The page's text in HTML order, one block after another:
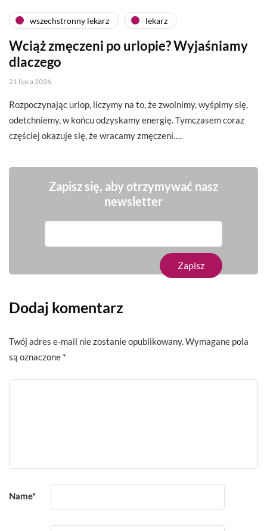
wszechstronny lekarz lekarz
Wciąż zmęczeni po urlopie? Wyjaśniamy
dlaczego
21 lipca 2026
Rozpoczynając urlop, liczymy na to, że zwolnimy, wyśpimy się,
odetchniemy, w końcu odzyskamy energię. Tymczasem coraz
częściej okazuje się, że wracamy zmęczeni….
Zapisz się, aby otrzymywać nasz
newsletter
Dodaj komentarz
Twój adres e-mail nie zostanie opublikowany.Wymagane pola
są oznaczone *
Name*